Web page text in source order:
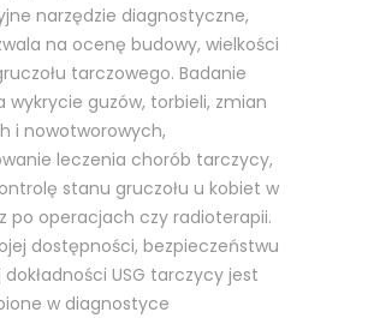
narzędzie diagnostyczne,
na ocenę budowy, wielkości
tarczowego. Badanie
wykrycie guzów, torbieli, zmian
i nowotworowych,
leczenia chorób tarczycy,
stanu gruczołu u kobiet w
po operacjach czy radioterapii.
dostępności, bezpieczeństwu
dokładności USG tarczycy jest
w diagnostyce